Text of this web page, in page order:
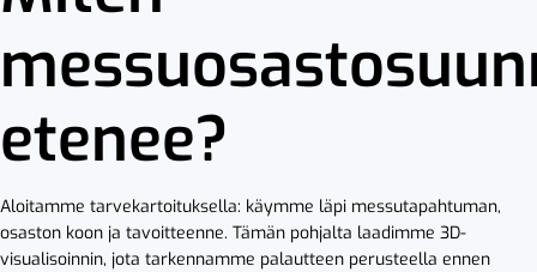
etenee?
Aloitamme tarvekartoituksella: käymme läpi messutapahtuman,
osaston koon ja tavoitteenne. Tämän pohjalta laadimme 3D-
visualisoinnin, jota tarkennamme palautteen perusteella ennen